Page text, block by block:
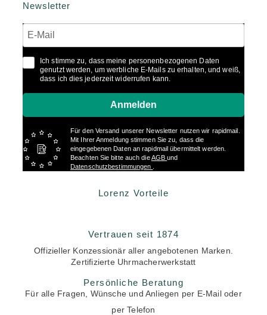
Newsletter
Ich stimme zu, dass meine personenbezogenen Daten
genutzt werden, um werbliche E-Mails zu erhalten, und weiß,
dass ich dies jederzeit widerrufen kann.
Anmelden
Für den Versand unserer Newsletter nutzen wir rapidmail.
Mit Ihrer Anmeldung stimmen Sie zu, dass die
eingegebenen Daten an rapidmail übermittelt werden.
Beachten Sie bitte auch dieAGBund
Datenschutzbestimmungen
Lorenz Vorteile
Vertrauen seit 1874
Offizieller Konzessionär aller angebotenen Marken.
Zertifizierte Uhrmacherwerkstatt
Persönliche Beratung
Für alle Fragen, Wünsche und Anliegen per E-Mail oder
per Telefon